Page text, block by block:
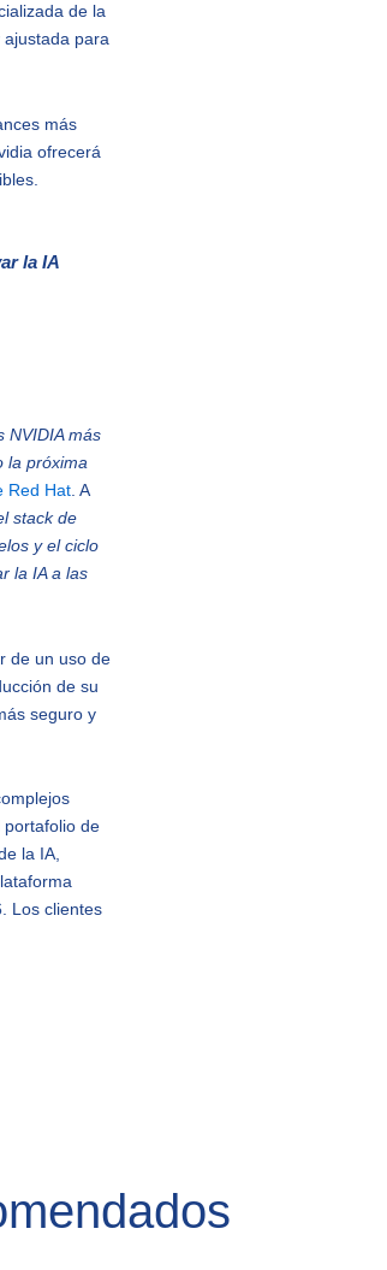
de la
para
más
ofrecerá
la IA
NVIDIA más
la próxima
Red Hat . A
stack de
y el ciclo
la IA a las
de un uso de
de su
seguro y
portafolio de
la IA,
Los clientes